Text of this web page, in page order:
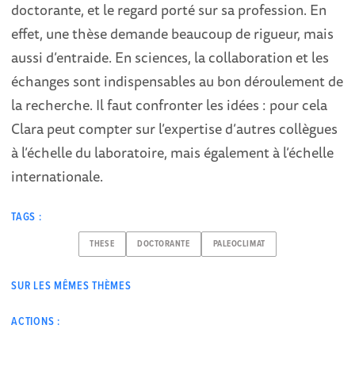
doctorante, et le regard porté sur sa profession. En
effet, une thèse demande beaucoup de rigueur, mais
aussi d’entraide. En sciences, la collaboration et les
échanges sont indispensables au bon déroulement de
la recherche. Il faut confronter les idées : pour cela
Clara peut compter sur l’expertise d’autres collègues
à l’échelle du laboratoire, mais également à l’échelle
internationale.
TAGS :
THESE DOCTORANTE PALEOCLIMAT
SUR LES MÊMES THÈMES
ACTIONS :